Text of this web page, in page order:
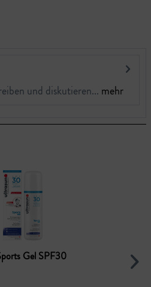
und diskutieren... mehr
Gel SPF30